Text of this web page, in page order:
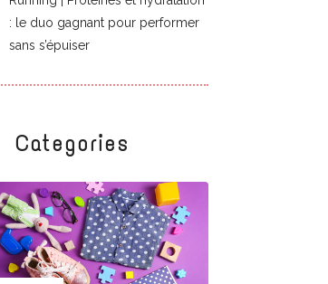
: le duo gagnant pour performer
sans s’épuiser
Categories